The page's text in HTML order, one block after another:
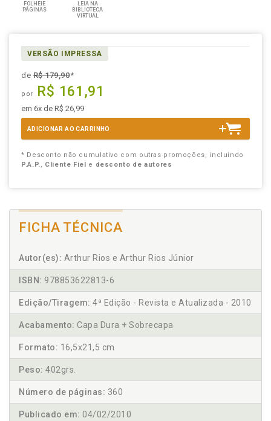
FOLHEIE
PÁGINAS
LEIA NA
BIBLIOTECA
VIRTUAL
VERSÃO IMPRESSA
deR$ 179,90*
por R$ 161,91
em 6x de R$ 26,99
ADICIONAR AO CARRINHO
* Desconto não cumulativo com outras promoções, incluindo
P.A.P., Cliente Fiel e desconto de autores
FICHA TÉCNICA
Autor(es): Arthur Rios e Arthur Rios Júnior
ISBN: 978853622813-6
Edição/Tiragem: 4ª Edição - Revista e Atualizada - 2010
Acabamento: Capa Dura + Sobrecapa
Formato: 16,5x21,5 cm
Peso: 402grs.
Número de páginas: 360
Publicado em: 04/02/2010